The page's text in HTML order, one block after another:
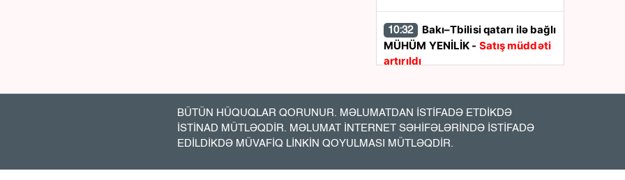
10:32
MÜHÜM YENİLİK - Satış müddəti
artırıldı
Nevropatoloq açıqladı:
Yaddaşı gücləndirən ən faydalı
içki budur
BÜTÜN HÜQUQLAR QORUNUR. MƏLUMATDAN İSTİFADƏ ETDİKDƏ
İSTİNAD MÜTLƏQDİR. MƏLUMAT İNTERNET SƏHİFƏLƏRİNDƏ İSTİFADƏ
EDİLDİKDƏ MÜVAFİQ LİNKİN QOYULMASI MÜTLƏQDİR.